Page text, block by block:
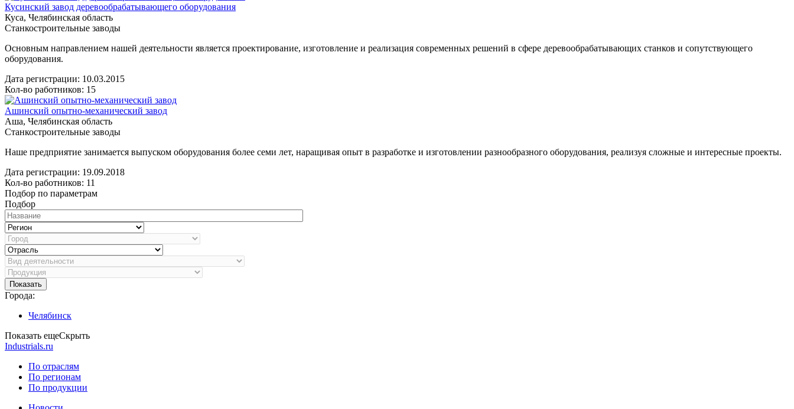
Кусинский завод деревообрабатывающего оборудования
Куса, Челябинская область
Станкостроительные заводы
Основным направлением нашей деятельности является проектирование, изготовление и реализация современных решений в сфере деревообрабатывающих станков и сопутствующего
оборудования.
Дата регистрации: 10.03.2015
Кол-во работников: 15
Ашинский опытно-механический завод
Аша, Челябинская область
Станкостроительные заводы
Наше предприятие занимается выпуском оборудования более семи лет, наращивая опыт в разработке и изготовлении разнообразного оборудования, реализуя сложные и интересные проекты.
Дата регистрации: 19.09.2018
Кол-во работников: 11
Подбор по параметрам
Подбор
Показать
Города:
Челябинск
Показать ещеСкрыть
Industrials.ru
По отраслям
По регионам
По продукции